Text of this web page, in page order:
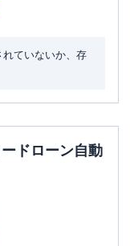
ていないか、存
ドローン自動